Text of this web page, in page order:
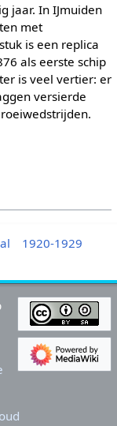
jaar. In IJmuiden
met
is een replica
als eerste schip
is veel vertier: er
versierde
1920-1929